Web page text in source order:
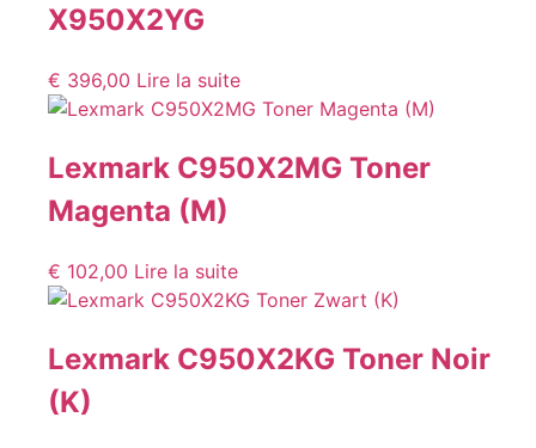
X950X2YG
€ 396,00 Lire la suite
Lexmark C950X2MG Toner
Magenta (M)
€ 102,00 Lire la suite
Lexmark C950X2KG Toner Noir
(K)